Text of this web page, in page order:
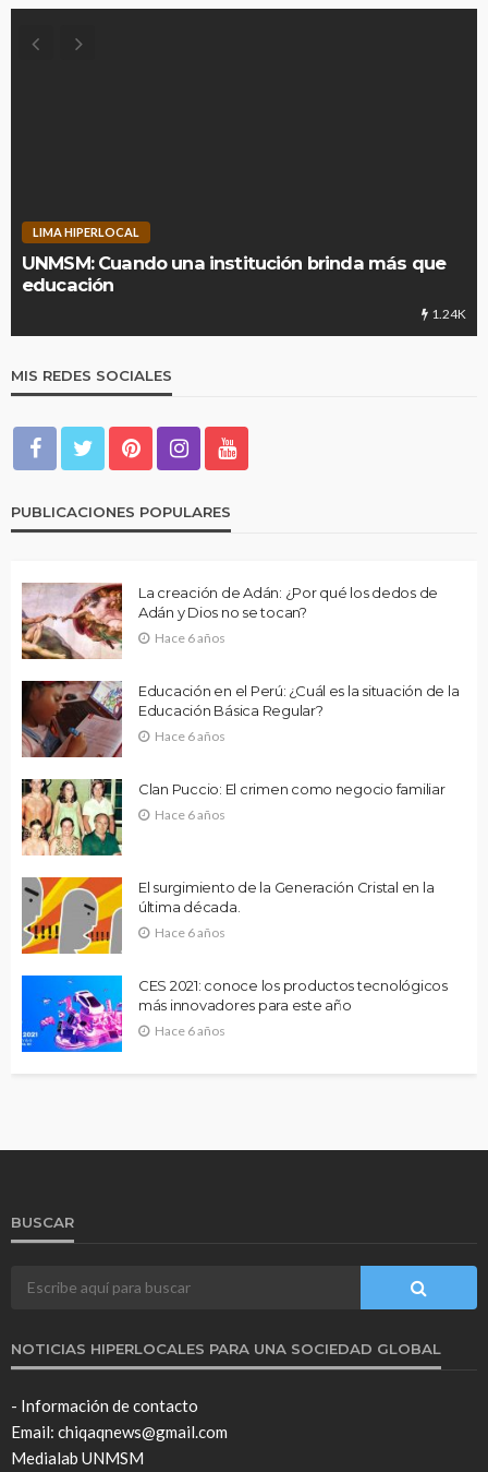
LIMA HIPERLOCAL
UNMSM: Cuando una institución brinda más que
educación
1.24K
MIS REDES SOCIALES
PUBLICACIONES POPULARES
La creación de Adán: ¿Por qué los dedos de
Adán y Dios no se tocan?
Hace 6 años
Educación en el Perú: ¿Cuál es la situación de la
Educación Básica Regular?
Hace 6 años
Clan Puccio: El crimen como negocio familiar
Hace 6 años
El surgimiento de la Generación Cristal en la
última década.
Hace 6 años
CES 2021: conoce los productos tecnológicos
más innovadores para este año
Hace 6 años
BUSCAR
NOTICIAS HIPERLOCALES PARA UNA SOCIEDAD GLOBAL
- Información de contacto
Email: chiqaqnews@gmail.com
Medialab UNMSM